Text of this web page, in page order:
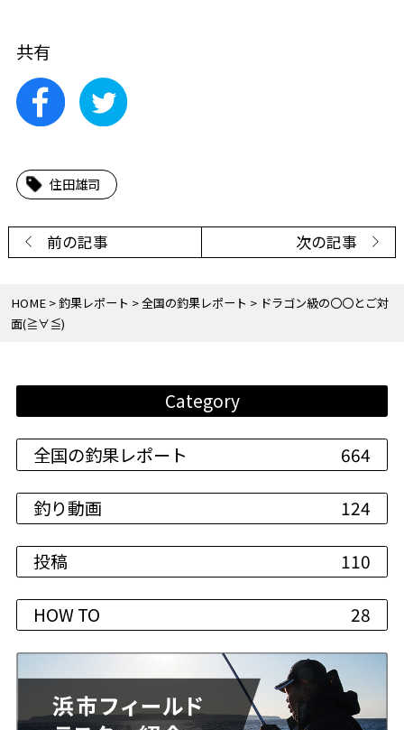
Category
全国の釣果レポート 664
釣り動画 124
投稿 110
HOW TO 28
HOME 釣果レポート 全国の釣果レポート
ドラゴン級の〇〇とご対
面(≧∀≦)
共有
住田雄司
前の記事 次の記事